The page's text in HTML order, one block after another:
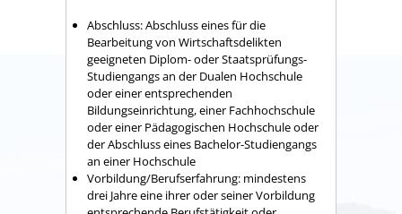
Abschluss: Abschluss eines für die
Bearbeitung von Wirtschaftsdelikten
geeigneten Diplom- oder Staatsprüfungs-
Studiengangs an der Dualen Hochschule
oder einer entsprechenden
Bildungseinrichtung, einer Fachhochschule
oder einer Pädagogischen Hochschule oder
der Abschluss eines Bachelor-Studiengangs
an einer Hochschule
Vorbildung/Berufserfahrung: mindestens
drei Jahre eine ihrer oder seiner Vorbildung